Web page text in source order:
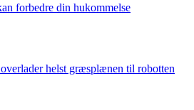
forbedre din hukommelse
helst græsplænen til robotten